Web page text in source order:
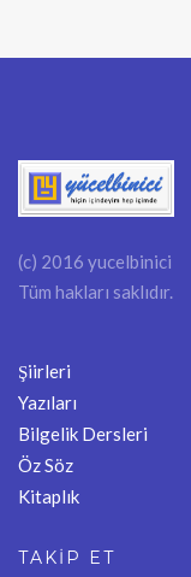
(c) 2016 yucelbinici
Tüm hakları saklıdır.
Şiirleri
Yazıları
Bilgelik Dersleri
Öz Söz
Kitaplık
TAKİP ET